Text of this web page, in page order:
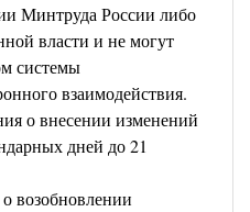
Минтруда России либо
власти и не могут
системы
взаимодействия.
о внесении изменений
дней до 21
возобновлении